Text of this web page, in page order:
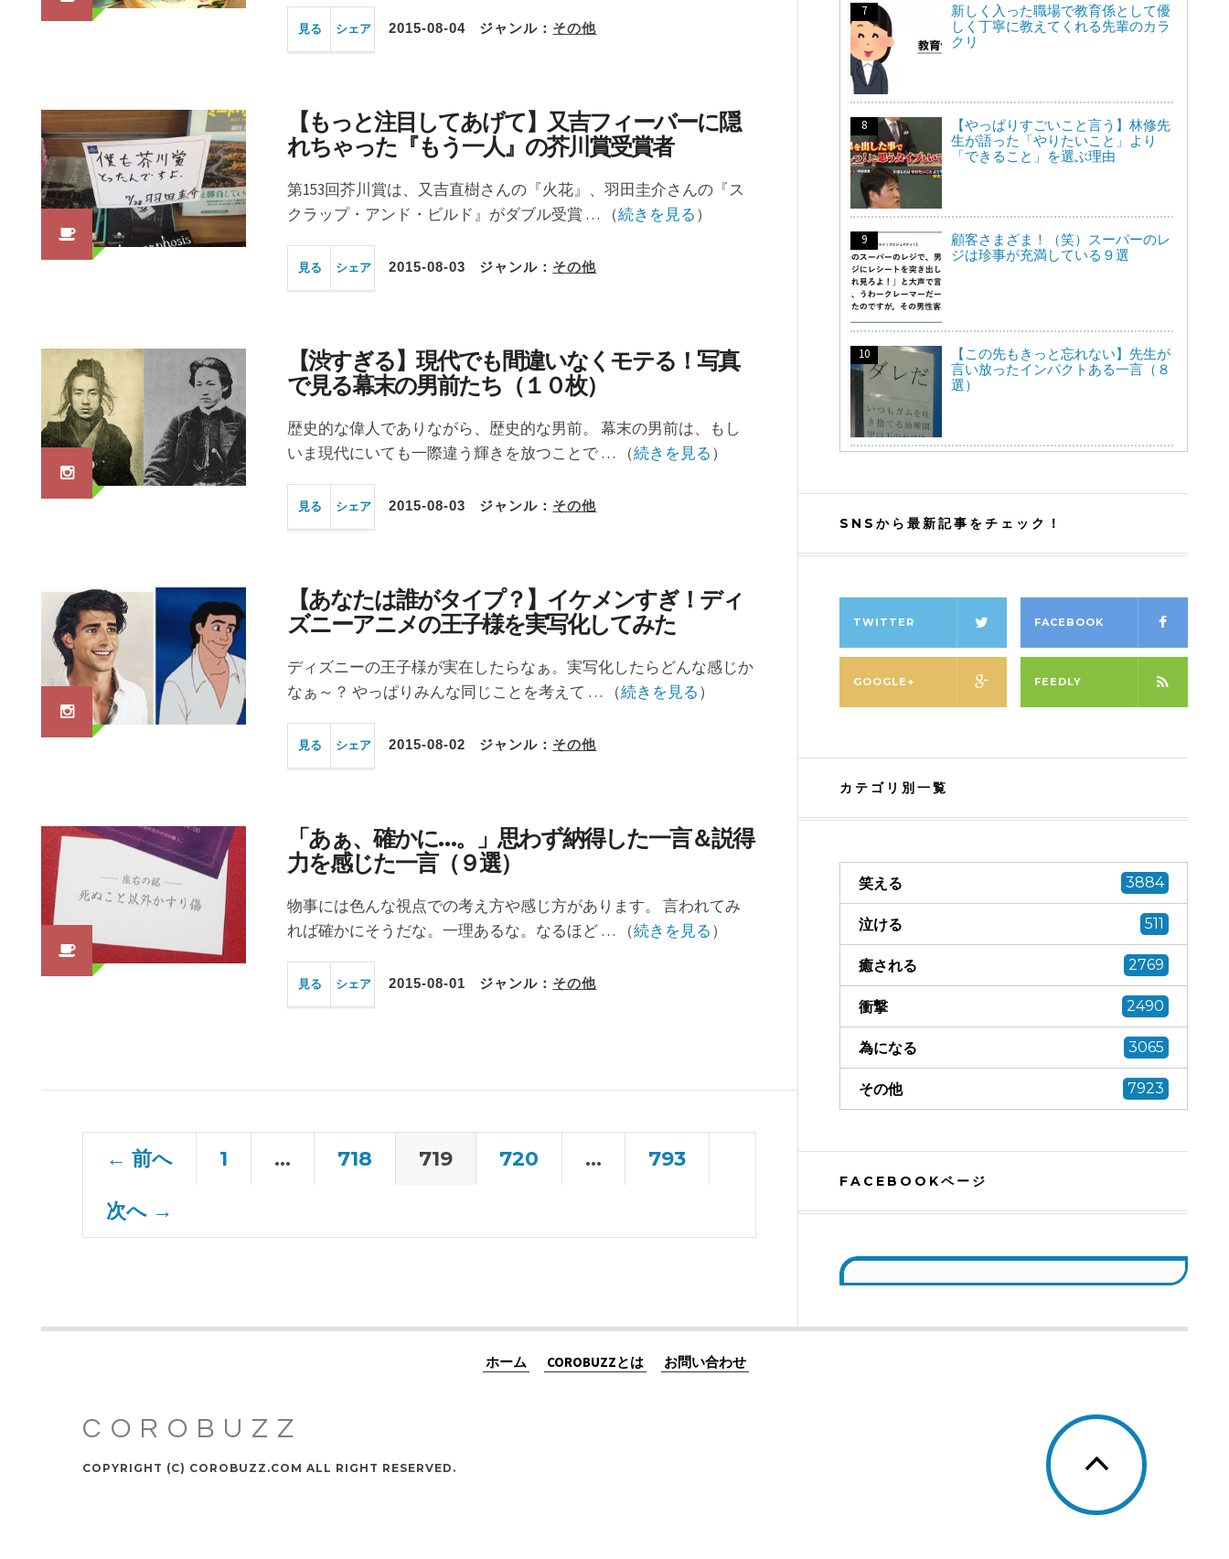
見る シェア 2015-08-04 ジャンル： その他
【もっと注目してあげて】又吉フィーバーに隠
れちゃった『もう一人』の芥川賞受賞者
第153回芥川賞は、又吉直樹さんの『火花』、羽田圭介さんの『ス
クラップ・アンド・ビルド』がダブル受賞 … （続きを見る）
見る シェア 2015-08-03 ジャンル： その他
【渋すぎる】現代でも間違いなくモテる！写真
で見る幕末の男前たち（１０枚）
歴史的な偉人でありながら、歴史的な男前。 幕末の男前は、もし
いま現代にいても一際違う輝きを放つことで … （続きを見る）
見る シェア 2015-08-03 ジャンル： その他
【あなたは誰がタイプ？】イケメンすぎ！ディ
ズニーアニメの王子様を実写化してみた
ディズニーの王子様が実在したらなぁ。実写化したらどんな感じか
なぁ～？ やっぱりみんな同じことを考えて … （続きを見る）
見る シェア 2015-08-02 ジャンル： その他
「あぁ、確かに…。」思わず納得した一言＆説得
力を感じた一言（９選）
物事には色んな視点での考え方や感じ方があります。 言われてみ
れば確かにそうだな。一理あるな。なるほど … （続きを見る）
見る シェア 2015-08-01 ジャンル： その他
← 前へ 1 … 718 719 720 … 793
次へ →
新しく入った職場で教育係として優
しく丁寧に教えてくれる先輩のカラ
クリ
【やっぱりすごいこと言う】林修先
生が語った「やりたいこと」より
「できること」を選ぶ理由
顧客さまざま！（笑）スーパーのレ
ジは珍事が充満している９選
【この先もきっと忘れない】先生が
言い放ったインパクトある一言（８
選）
SNSから最新記事をチェック！
TWITTER FACEBOOK
GOOGLE+ FEEDLY
カテゴリ別一覧
笑える 3884
泣ける 511
癒される 2769
衝撃 2490
為になる 3065
その他 7923
FACEBOOKページ
ホーム COROBUZZとは お問い合わせ
COROBUZZ
COPYRIGHT (C) COROBUZZ.COM ALL RIGHT RESERVED.